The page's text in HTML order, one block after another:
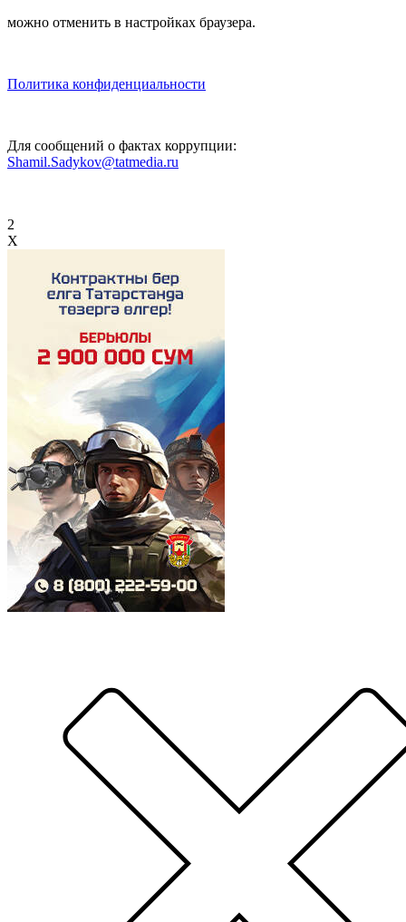
можно отменить в настройках браузера.
Политика конфиденциальности
Для сообщений о фактах коррупции:
Shamil.Sadykov@tatmedia.ru
2
X